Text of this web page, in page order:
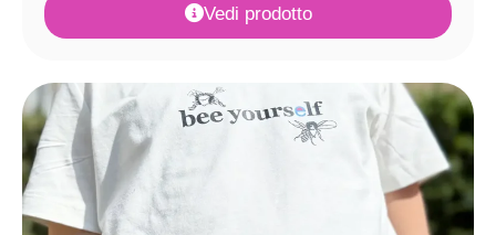
Vedi prodotto